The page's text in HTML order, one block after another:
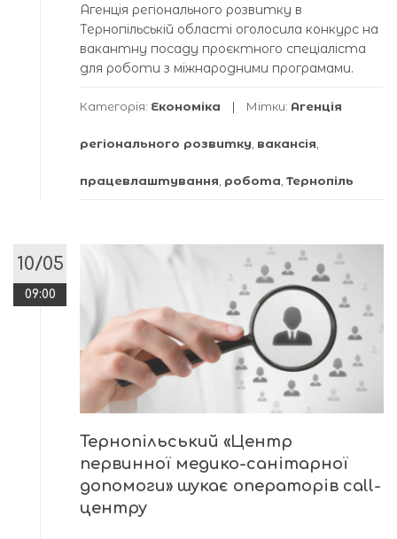
Агенція регіонального розвитку в
Тернопільській області оголосила конкурс на
вакантну посаду проєктного спеціаліста
для роботи з міжнародними програмами.
Категорія: Економіка Мітки: Агенція
регіонального розвитку вакансія
працевлаштування робота Тернопіль
10/05
09:00
Тернопільський «Центр
первинної медико-санітарної
допомоги» шукає операторів call-
центру